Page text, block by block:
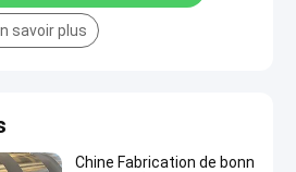
savoir plus
Chine Fabrication de bonn